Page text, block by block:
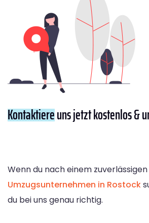
Kontaktiereuns jetzt kostenlos &
Wenn du nach einem
Umzugsunternehmen in Rostock
du bei uns genau richtig.